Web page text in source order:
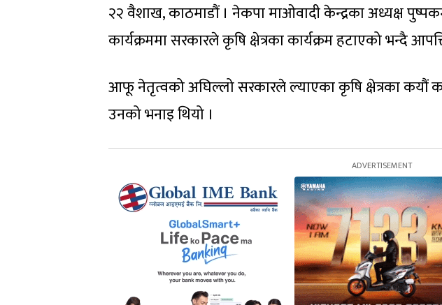
२२ वैशाख, काठमाडौं । नेकपा माओवादी केन्द्रका अध्यक्ष
कार्यक्रममा सरकारले कृषि क्षेत्रका कार्यक्रम हटाएको भन्दै
आफू नेतृत्वको अघिल्लो सरकारले ल्याएका कृषि क्षेत्रका कयौं
उनको भनाइ थियो ।